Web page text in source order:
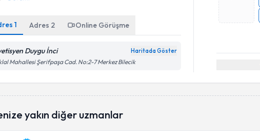
1 Adres 2 Online Görüşme
Duygu İnci Haritada Göster
Mahallesi Şerifpaşa Cad. No:2-7 Merkez Bilecik
yakın diğer uzmanlar